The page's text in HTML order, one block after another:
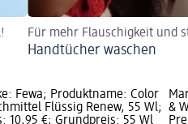
Für mehr Flauschigkeit und
Handtücher waschen
Fewa; Produktname: Color
Flüssig Renew, 55 Wl;
10,95 €; Grundpreis: 55 Wl
&